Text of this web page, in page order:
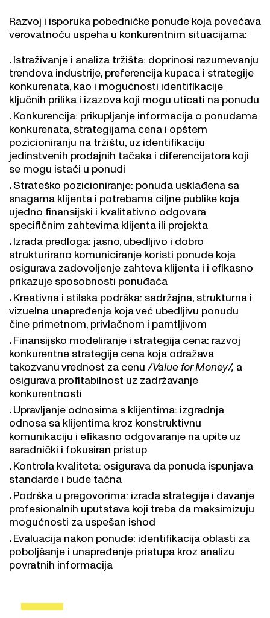
Razvoj i isporuka pobedničke ponude koja povećava
verovatnoću uspeha u konkurentnim situacijama:
Istraživanje i analiza tržišta: doprinosi razumevanju
trendova industrije, preferencija kupaca i strategije
konkurenata, kao i mogućnosti identifikacije
ključnih prilika i izazova koji mogu uticati na ponudu
Konkurencija: prikupljanje informacija o ponudama
konkurenata, strategijama cena i opštem
pozicioniranju na tržištu, uz identifikaciju
jedinstvenih prodajnih tačaka i diferencijatora koji
se mogu istaći u ponudi
Strateško pozicioniranje: ponuda usklađena sa
snagama klijenta i potrebama ciljne publike koja
ujedno finansijski i kvalitativno odgovara
specifičnim zahtevima klijenta ili projekta
Izrada predloga: jasno, ubedljivo i dobro
strukturirano komuniciranje koristi ponude koja
osigurava zadovoljenje zahteva klijenta i i efikasno
prikazuje sposobnosti ponuđača
Kreativna i stilska podrška: sadržajna, strukturna i
vizuelna unapređenja koja već ubedljivu ponudu
čine primetnom, privlačnom i pamtljivom
Finansijsko modeliranje i strategija cena: razvoj
konkurentne strategije cena koja odražava
takozvanu vrednost za cenu/Value for Money/,a
osigurava profitabilnost uz zadržavanje
konkurentnosti
Upravljanje odnosima s klijentima: izgradnja
odnosa sa klijentima kroz konstruktivnu
komunikaciju i efikasno odgovaranje na upite uz
saradnički i fokusiran pristup
Kontrola kvaliteta: osigurava da ponuda ispunjava
standarde i bude tačna
Podrška u pregovorima: izrada strategije i davanje
profesionalnih uputstava koji treba da maksimizuju
mogućnosti za uspešan ishod
Evaluacija nakon ponude: identifikacija oblasti za
poboljšanje i unapređenje pristupa kroz analizu
povratnih informacija